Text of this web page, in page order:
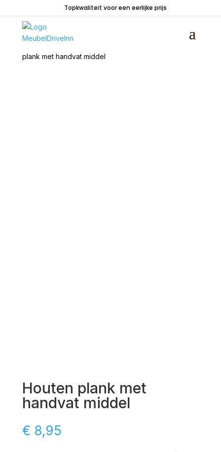
Topkwaliteit voor een eerlijke prijs
plank met handvat middel
Houten plank met
handvat middel
€ 8,95